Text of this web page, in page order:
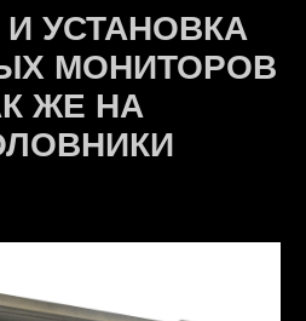
УСТАНОВКА
МОНИТОРОВ
ЖЕ НА